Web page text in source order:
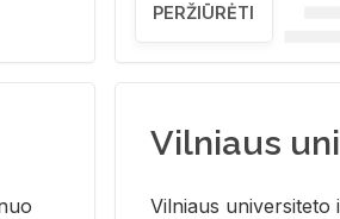
PERŽIŪRĖTI
Vilniaus
Vil­niaus